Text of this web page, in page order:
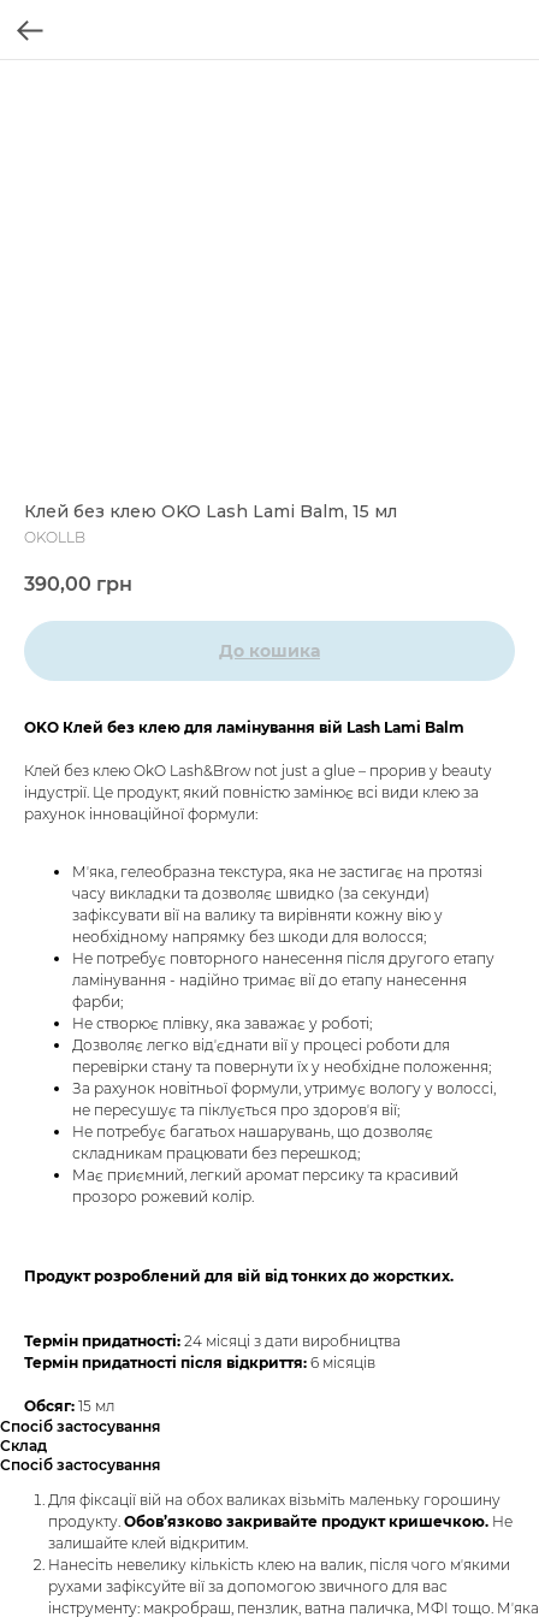
Клей без клею OKO Lash Lami Balm, 15 мл
OKOLLB
390,00 грн
До кошика
OKO Клей без клею для ламінування вій Lash Lami Balm
Клей без клею OkO Lash&Brow not just a glue – прорив у beauty
індустрії. Це продукт, який повністю замінює всі види клею за
рахунок інноваційної формули:
Мʼяка, гелеобразна текстура, яка не застигає на протязі
часу викладки та дозволяє швидко (за секунди)
зафіксувати вії на валику та вирівняти кожну вію у
необхідному напрямку без шкоди для волосся;
Не потребує повторного нанесення після другого етапу
ламінування - надійно тримає вії до етапу нанесення
фарби;
Не створює плівку, яка заважає у роботі;
Дозволяє легко відʼєднати вії у процесі роботи для
перевірки стану та повернути їх у необхідне положення;
За рахунок новітньої формули, утримує вологу у волоссі,
не пересушує та піклується про здоровʼя вії;
Не потребує багатьох нашарувань, що дозволяє
складникам працювати без перешкод;
Має приємний, легкий аромат персику та красивий
прозоро рожевий колір.
Продукт розроблений для вій від тонких до жорстких.
Термін придатності: 24 місяці з дати виробництва
Термін придатності після відкриття: 6 місяців
Обсяг: 15 мл
Спосіб застосування
Склад
Спосіб застосування
Для фіксації вій на обох валиках візьміть маленьку горошину
продукту. Обов’язково закривайте продукт кришечкою. Не
залишайте клей відкритим.
Нанесіть невелику кількість клею на валик, після чого мʼякими
рухами зафіксуйте вії за допомогою звичного для вас
інструменту: макробраш, пензлик, ватна паличка, МФІ тощо. Мʼяка